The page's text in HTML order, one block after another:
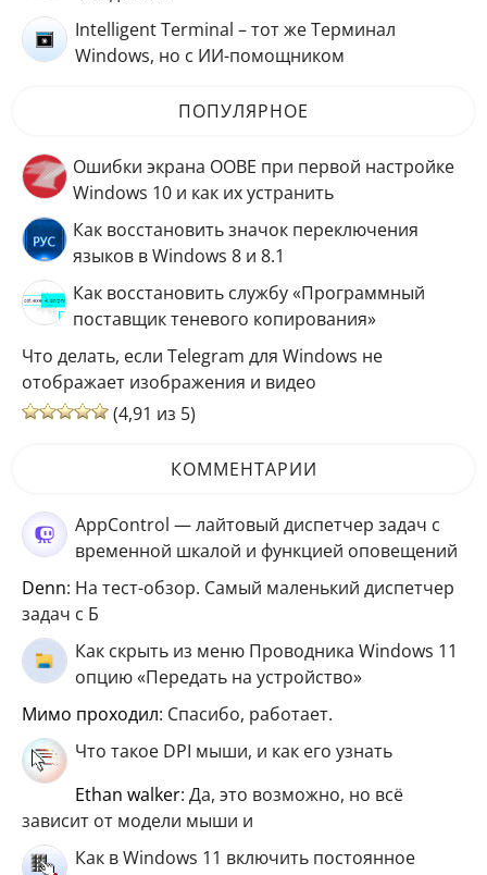
Intelligent Terminal – тот же Терминал
Windows, но с ИИ-помощником
ПОПУЛЯРНОЕ
Ошибки экрана OOBE при первой настройке
Windows 10 и как их устранить
Как восстановить значок переключения
языков в Windows 8 и 8.1
Как восстановить службу «Программный
поставщик теневого копирования»
Что делать, если Telegram для Windows не
отображает изображения и видео
(4,91 из 5)
КОММЕНТАРИИ
AppControl — лайтовый диспетчер задач с
временной шкалой и функцией оповещений
Denn: На тест-обзор. Самый маленький диспетчер
задач с Б
Как скрыть из меню Проводника Windows 11
опцию «Передать на устройство»
мимо проходил: Спасибо, работает.
Что такое DPI мыши, и как его узнать
ethan walker: Да, это возможно, но всё
зависит от модели мыши и
Как в Windows 11 включить постоянное